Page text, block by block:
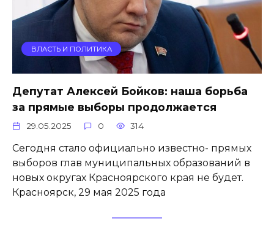
ВЛАСТЬ И ПОЛИТИКА
Депутат Алексей Бойков: наша борьба
за прямые выборы продолжается
29.05.2025 0 314
Сегодня стало официально известно- прямых
выборов глав муниципальных образований в
новых округах Красноярского края не будет.
Красноярск, 29 мая 2025 года